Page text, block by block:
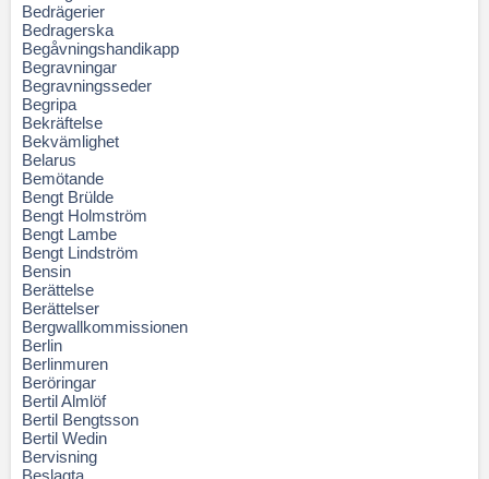
Bedrägerier
Bedragerska
Begåvningshandikapp
Begravningar
Begravningsseder
Begripa
Bekräftelse
Bekvämlighet
Belarus
Bemötande
Bengt Brülde
Bengt Holmström
Bengt Lambe
Bengt Lindström
Bensin
Berättelse
Berättelser
Bergwallkommissionen
Berlin
Berlinmuren
Beröringar
Bertil Almlöf
Bertil Bengtsson
Bertil Wedin
Bervisning
Beslagta